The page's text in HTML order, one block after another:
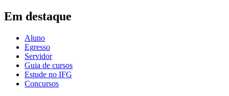
Em destaque
Aluno
Egresso
Servidor
Guia de cursos
Estude no IFG
Concursos